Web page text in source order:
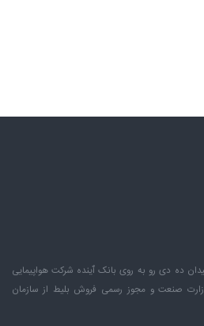
ده دی رو به روی بانک ٱینده شرکت هواپیمایی
وزارت صنعت و مجوز رسمی فروش بلیط از سازمان